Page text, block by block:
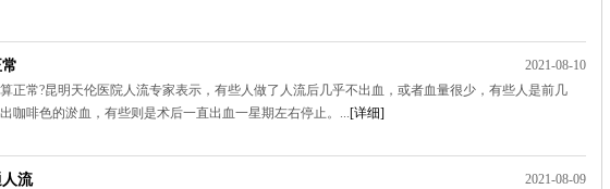
2021-08-10
正常?昆明天伦医院人流专家表示，有些人做了人流后几乎不出血，或者血量很少，有些人是前几
咖啡色的淤血，有些则是术后一直出血一星期左右停止。...[详细]
流
2021-08-09